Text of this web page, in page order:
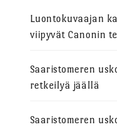
Luontokuvaajan
viipyvät Canonin
Saaristomeren
retkeilyä jäällä
Saaristomeren